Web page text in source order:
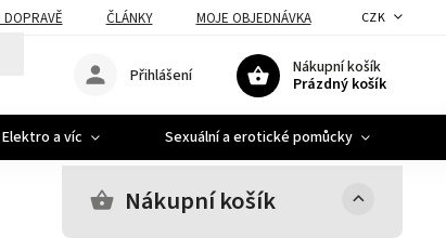
ČLÁNKY MOJE OBJEDNÁVKA CZK
Nákupní košík
Prázdný košík
Přihlášení
Elektro a víc Sexuální a erotické pomůcky
Nákupní košík